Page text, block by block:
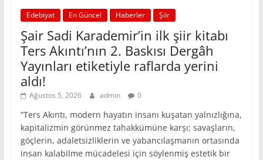
Edebiyat En Güncel Haberler Şiir
Şair Sadi Karademir’in ilk şiir kitabı
Ters Akıntı’nın 2. Baskısı Dergâh
Yayınları etiketiyle raflarda yerini
aldı!
Ağustos 5, 2026 admin 0
“Ters Akıntı, modern hayatın insanı kuşatan yalnızlığına,
kapitalizmin görünmez tahakkümüne karşı; savaşların,
göçlerin, adaletsizliklerin ve yabancılaşmanın ortasında
insan kalabilme mücadelesi için söylenmiş estetik bir